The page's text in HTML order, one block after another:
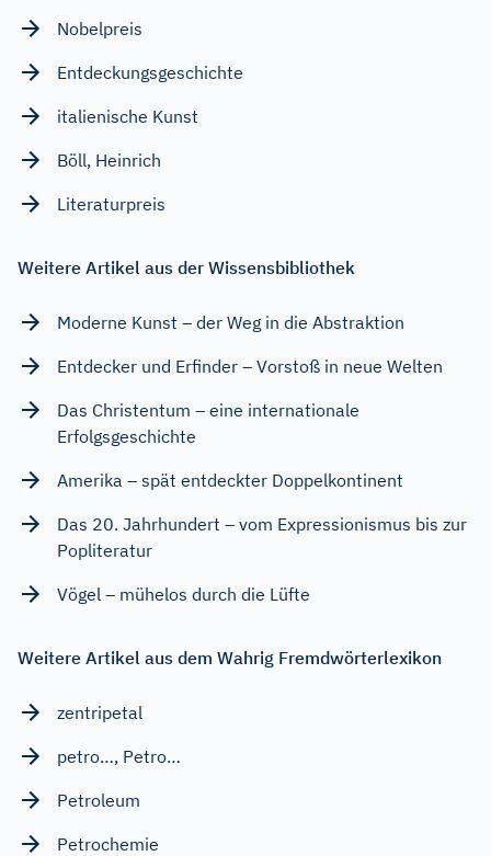
Nobelpreis
Entdeckungsgeschichte
italienische Kunst
Böll, Heinrich
Literaturpreis
Weitere Artikel aus der Wissensbibliothek
Moderne Kunst – der Weg in die Abstraktion
Entdecker und Erfinder – Vorstoß in neue Welten
Das Christentum – eine internationale
Erfolgsgeschichte
Amerika – spät entdeckter Doppelkontinent
Das 20. Jahrhundert – vom Expressionismus bis zur
Popliteratur
Vögel – mühelos durch die Lüfte
Weitere Artikel aus dem Wahrig Fremdwörterlexikon
zentripetal
petro…, Petro…
Petroleum
Petrochemie